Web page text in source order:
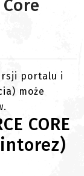
portalu i
może
CORE